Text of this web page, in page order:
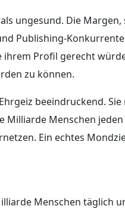
ungesund. Die
Publishing-
Profil gerecht
zu können.
beeindruckend.
Menschen
Ein echtes
Menschen täglich